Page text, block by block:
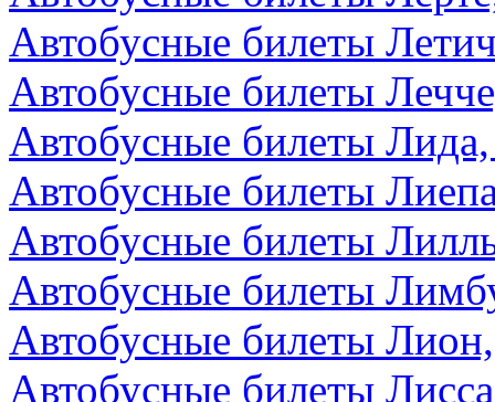
Автобусные билеты
Автобусные билеты
Автобусные билеты Лида,
Автобусные билеты
Автобусные билеты
Автобусные билеты
Автобусные билеты
Автобусные билеты